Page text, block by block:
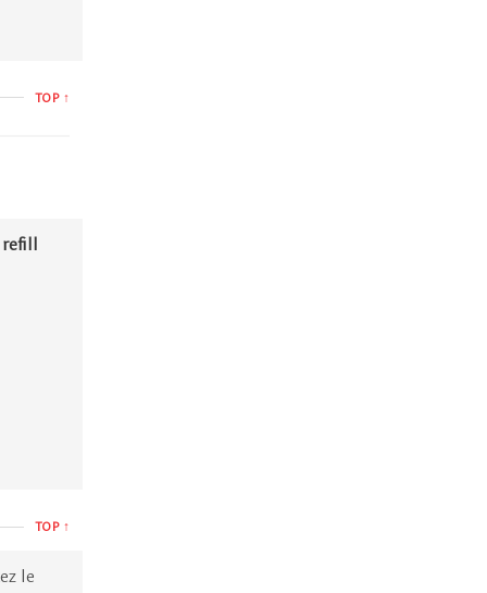
TOP ↑
refill
TOP ↑
le